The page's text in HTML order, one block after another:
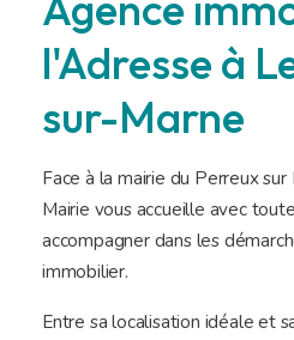
l'Adresse à
sur-Marne
Face à la mairie du Perreux
Mairie vous accueille avec
accompagner dans les
immobilier.
Entre sa localisation idéale et